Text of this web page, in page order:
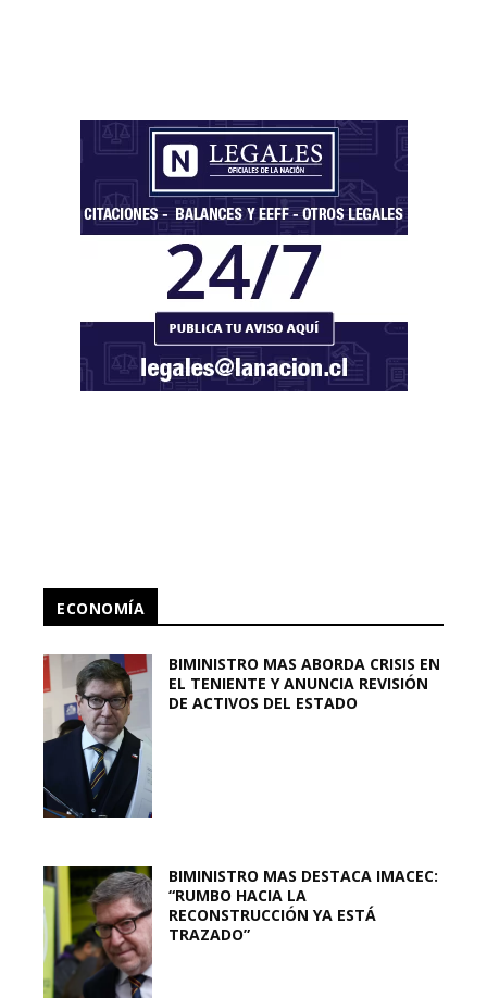
ECONOMÍA
BIMINISTRO MAS ABORDA CRISIS EN
EL TENIENTE Y ANUNCIA REVISIÓN
DE ACTIVOS DEL ESTADO
BIMINISTRO MAS DESTACA IMACEC:
“RUMBO HACIA LA
RECONSTRUCCIÓN YA ESTÁ
TRAZADO”